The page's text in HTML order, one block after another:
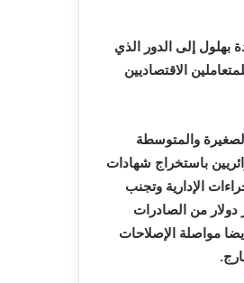
بهلول إلى الدور الذي
الاقتصاديين
والمتوسطة
باستخراج شهادات
الإدارية وتجنب
عن سؤال يتعلق بالخطوات التي تفصل البلاد عن تحقيق مبلغ 5 مليار دولار من الصادرات
مواصلة الإصلاحات